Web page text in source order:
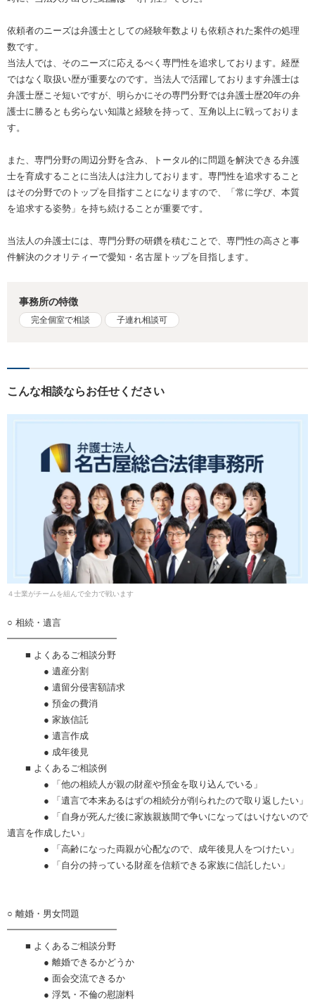
依頼者のニーズは弁護士としての経験年数よりも依頼された案件の処理
数です。
当法人では、そのニーズに応えるべく専門性を追求しております。経歴
ではなく取扱い歴が重要なのです。当法人で活躍しております弁護士は
弁護士歴こそ短いですが、明らかにその専門分野では弁護士歴20年の弁
護士に勝るとも劣らない知識と経験を持って、互角以上に戦っておりま
す。
また、専門分野の周辺分野を含み、トータル的に問題を解決できる弁護
士を育成することに当法人は注力しております。専門性を追求すること
はその分野でのトップを目指すことになりますので、「常に学び、本質
を追求する姿勢」を持ち続けることが重要です。
当法人の弁護士には、専門分野の研鑽を積むことで、専門性の高さと事
件解決のクオリティーで愛知・名古屋トップを目指します。
事務所の特徴
完全個室で相談 子連れ相談可
こんな相談ならお任せください
４士業がチームを組んで全力で戦います
○ 相続・遺言
━━━━━━━━━━━━
■ よくあるご相談分野
● 遺産分割
● 遺留分侵害額請求
● 預金の費消
● 家族信託
● 遺言作成
● 成年後見
■ よくあるご相談例
● 「他の相続人が親の財産や預金を取り込んでいる」
● 「遺言で本来あるはずの相続分が削られたので取り返したい」
● 「自身が死んだ後に家族親族間で争いになってはいけないので
遺言を作成したい」
● 「高齢になった両親が心配なので、成年後見人をつけたい」
● 「自分の持っている財産を信頼できる家族に信託したい」
○ 離婚・男女問題
━━━━━━━━━━━━
■ よくあるご相談分野
● 離婚できるかどうか
● 面会交流できるか
● 浮気・不倫の慰謝料